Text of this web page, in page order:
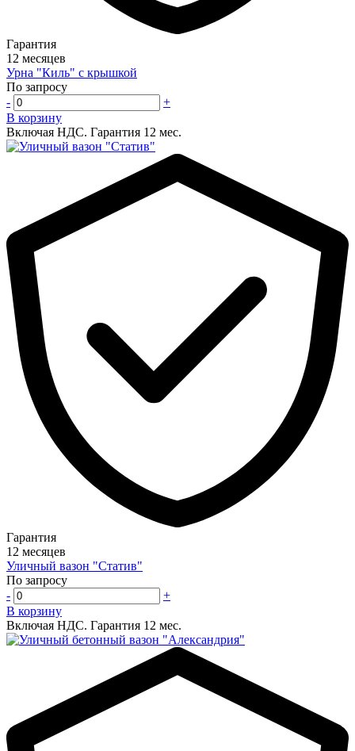
Гарантия
12 месяцев
Урна "Киль" с крышкой
По запросу
-
+
В корзину
Включая НДС. Гарантия 12 мес.
Гарантия
12 месяцев
Уличный вазон "Статив"
По запросу
-
+
В корзину
Включая НДС. Гарантия 12 мес.